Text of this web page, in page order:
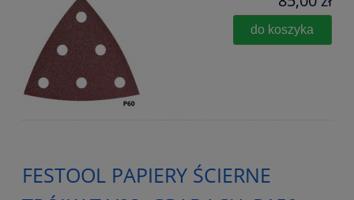
do koszyka
FESTOOL PAPIERY ŚCIERNE